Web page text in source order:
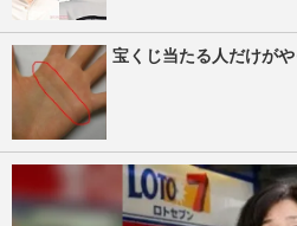
宝くじ当たる人だけが